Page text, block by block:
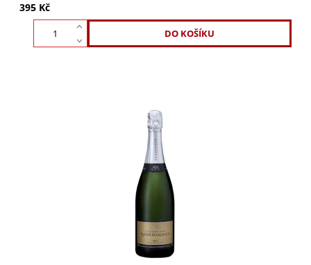
395 Kč
Objevte ROGER MANCEAUX Brut Cuvée de Réserve
Premier Cru Magnum. Vůně jarních květin a ovoce. Svěží,
elegantní a šťavnatá chuť s tóny máslových...